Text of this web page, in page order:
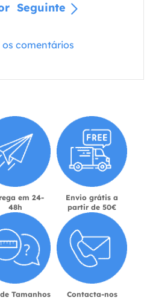
Seguinte
os comentários
em 24-
48h
Envio grátis a
partir de 50€
Tamanhos Contacta-nos